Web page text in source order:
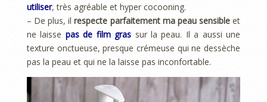
utiliser, très agréable et hyper cocooning.
– De plus, il respecte parfaitement ma peau sensibleet
ne laisse pas de film gras sur la peau. Il a aussi une
texture onctueuse, presque crémeuse qui ne dessèche
pas la peau et qui ne la laisse pas inconfortable.